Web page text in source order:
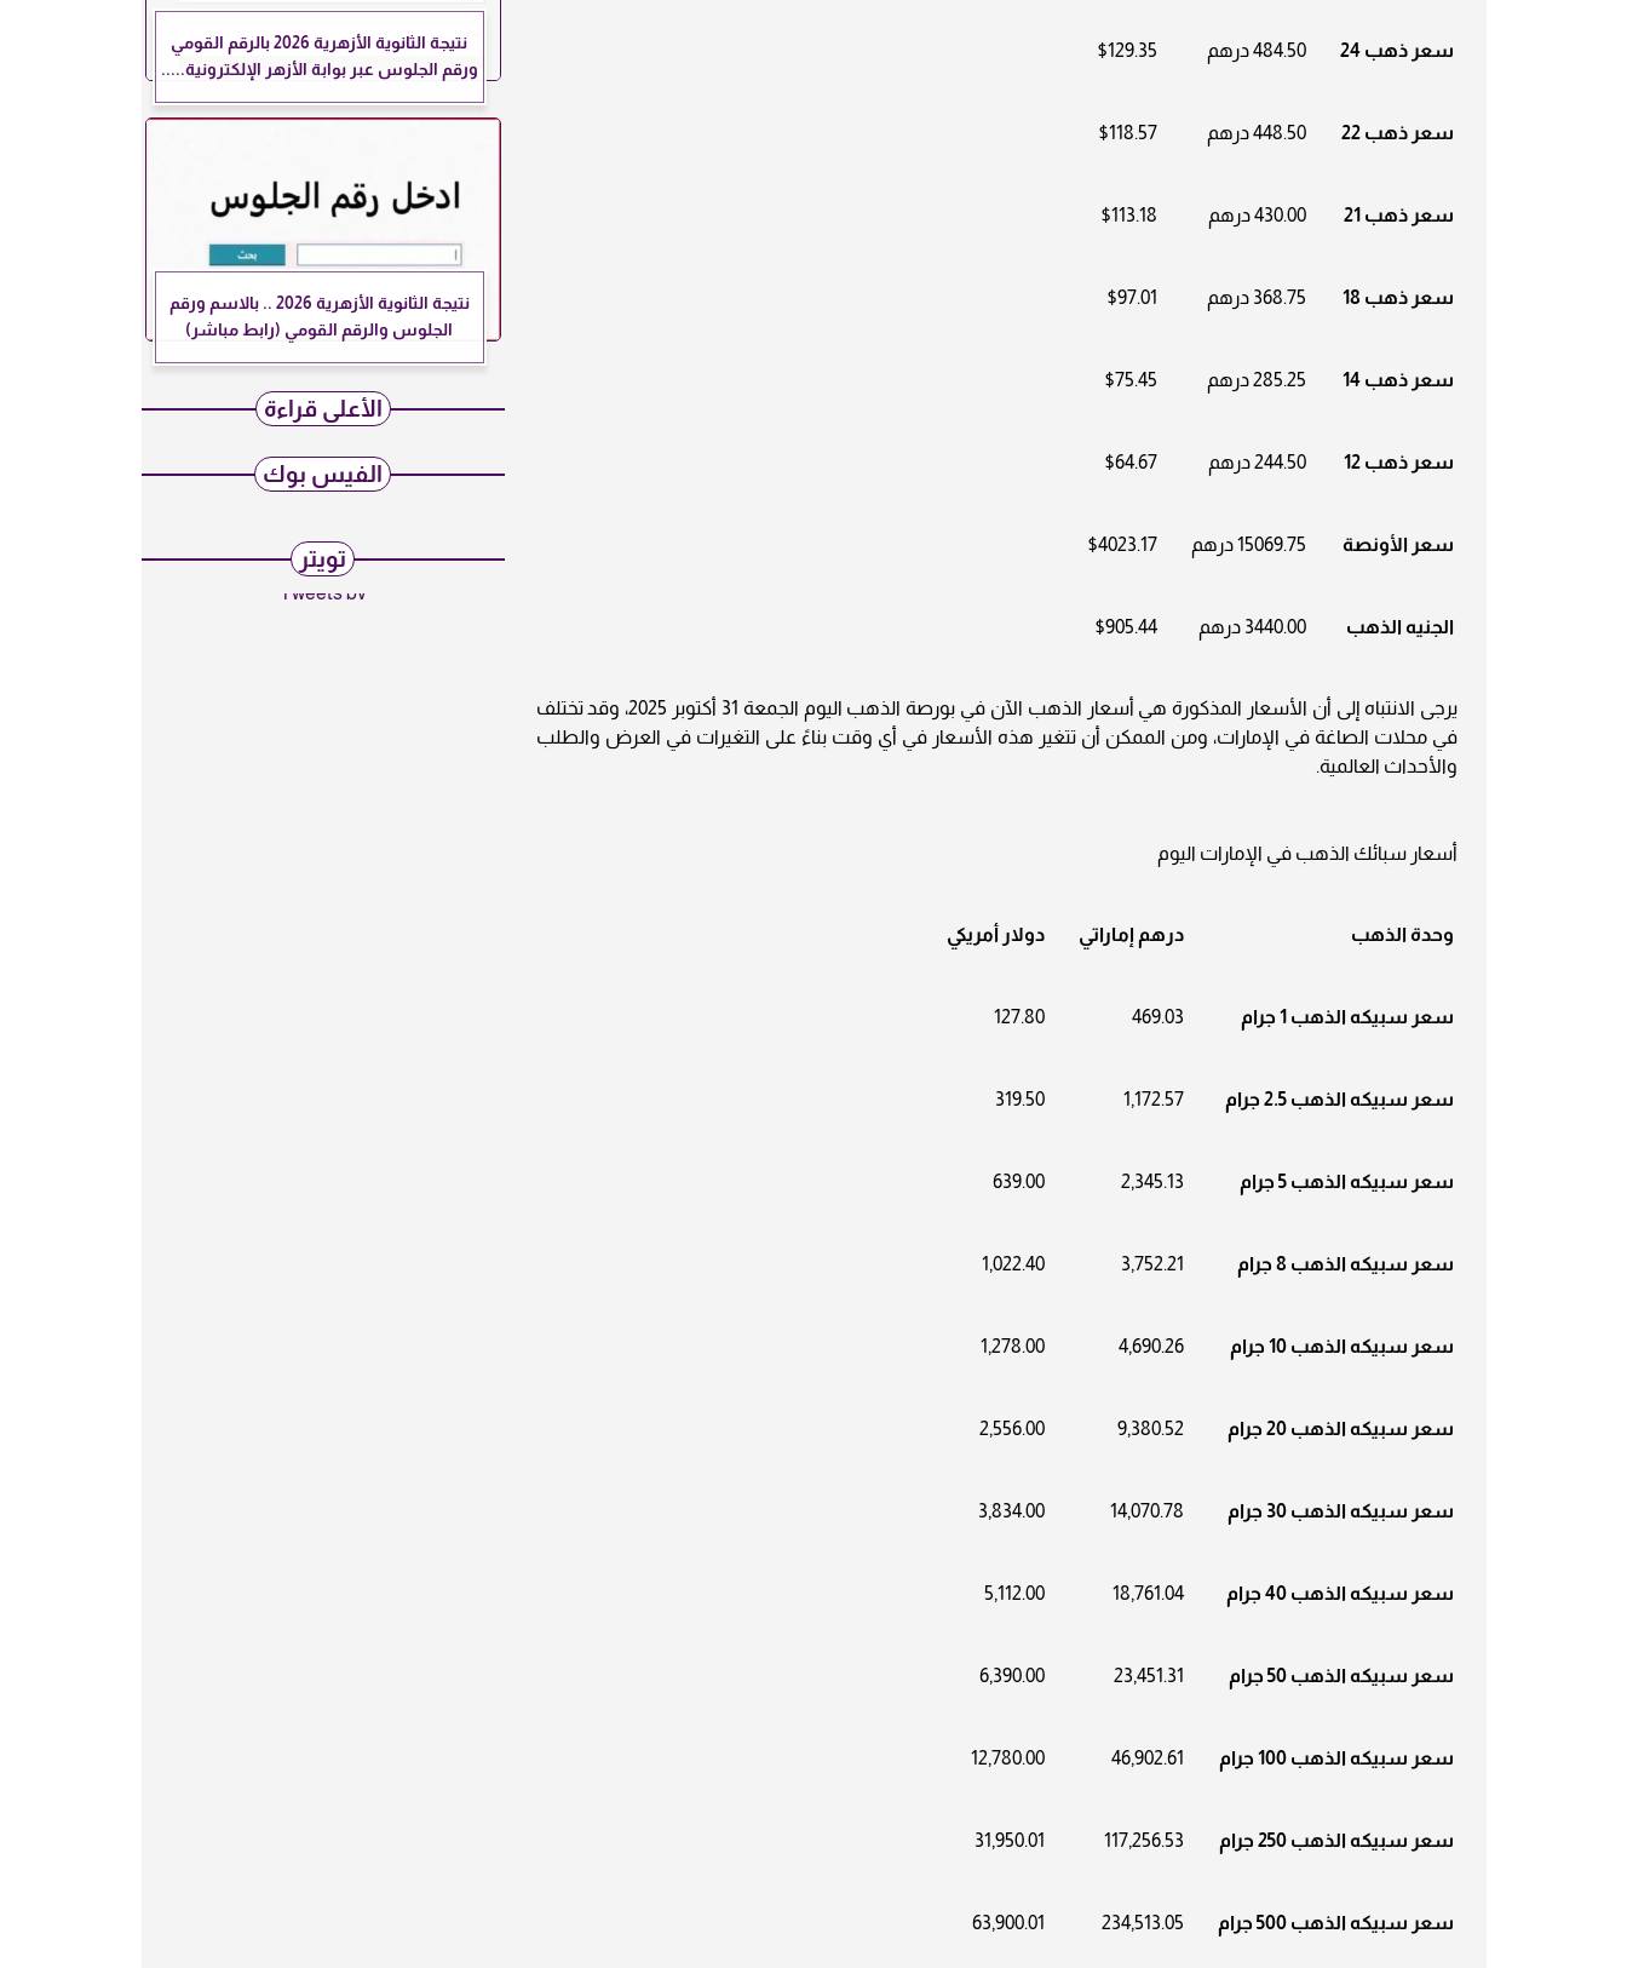
سعر ذهب 24 484.50 درهم $129.35
سعر ذهب 22 448.50 درهم $118.57
سعر ذهب 21 430.00 درهم $113.18
سعر ذهب 18 368.75 درهم $97.01
سعر ذهب 14 285.25 درهم $75.45
سعر ذهب 12 244.50 درهم $64.67
سعر الأونصة 15069.75 درهم $4023.17
الجنيه الذهب 3440.00 درهم $905.44
يرجى الانتباه إلى أن الأسعار المذكورة هي أسعار الذهب الآن في بورصة الذهب اليوم الجمعة 31 أكتوبر 2025، وقد تختلف
في محلات الصاغة في الإمارات، ومن الممكن أن تتغير هذه الأسعار في أي وقت بناءً على التغيرات في العرض والطلب
والأحداث العالمية.
أسعار سبائك الذهب في الإمارات اليوم
وحدة الذهب درهم إماراتي دولار أمريكي
سعر سبيكه الذهب 1 جرام 469.03
127.80
سعر سبيكه الذهب 2.5 جرام 1,172.57
319.50
سعر سبيكه الذهب 5 جرام 2,345.13
639.00
سعر سبيكه الذهب 8 جرام 3,752.21
1,022.40
سعر سبيكه الذهب 10 جرام 4,690.26
1,278.00
سعر سبيكه الذهب 20 جرام 9,380.52
2,556.00
سعر سبيكه الذهب 30 جرام 14,070.78
3,834.00
سعر سبيكه الذهب 40 جرام 18,761.04
5,112.00
سعر سبيكه الذهب 50 جرام 23,451.31
6,390.00
سعر سبيكه الذهب 100 جرام 46,902.61
12,780.00
سعر سبيكه الذهب 250 جرام 117,256.53
31,950.01
سعر سبيكه الذهب 500 جرام 234,513.05
63,900.01
نتيجة الثانوية الأزهرية 2026 بالرقم القومي
ورقم الجلوس عبر بوابة الأزهر الإلكترونية.....
نتيجة الثانوية الأزهرية 2026 .. بالاسم ورقم
الجلوس والرقم القومي (رابط مباشر)
الأعلى قراءة
الفيس بوك
تويتر
Tweets by